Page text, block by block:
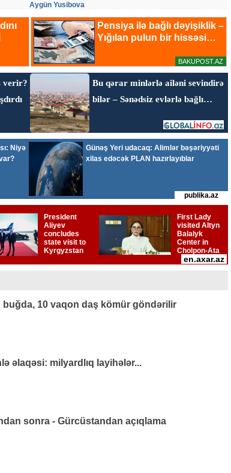
Aygün Yusibova
buğda, 10 vaqon daş kömür göndərilir
əlaqəsi: milyardlıq layihələr...
sonra - Gürcüstandan açıqlama
Elçinin Fəxri xiyabandakı qəbirüstü abidəsi -